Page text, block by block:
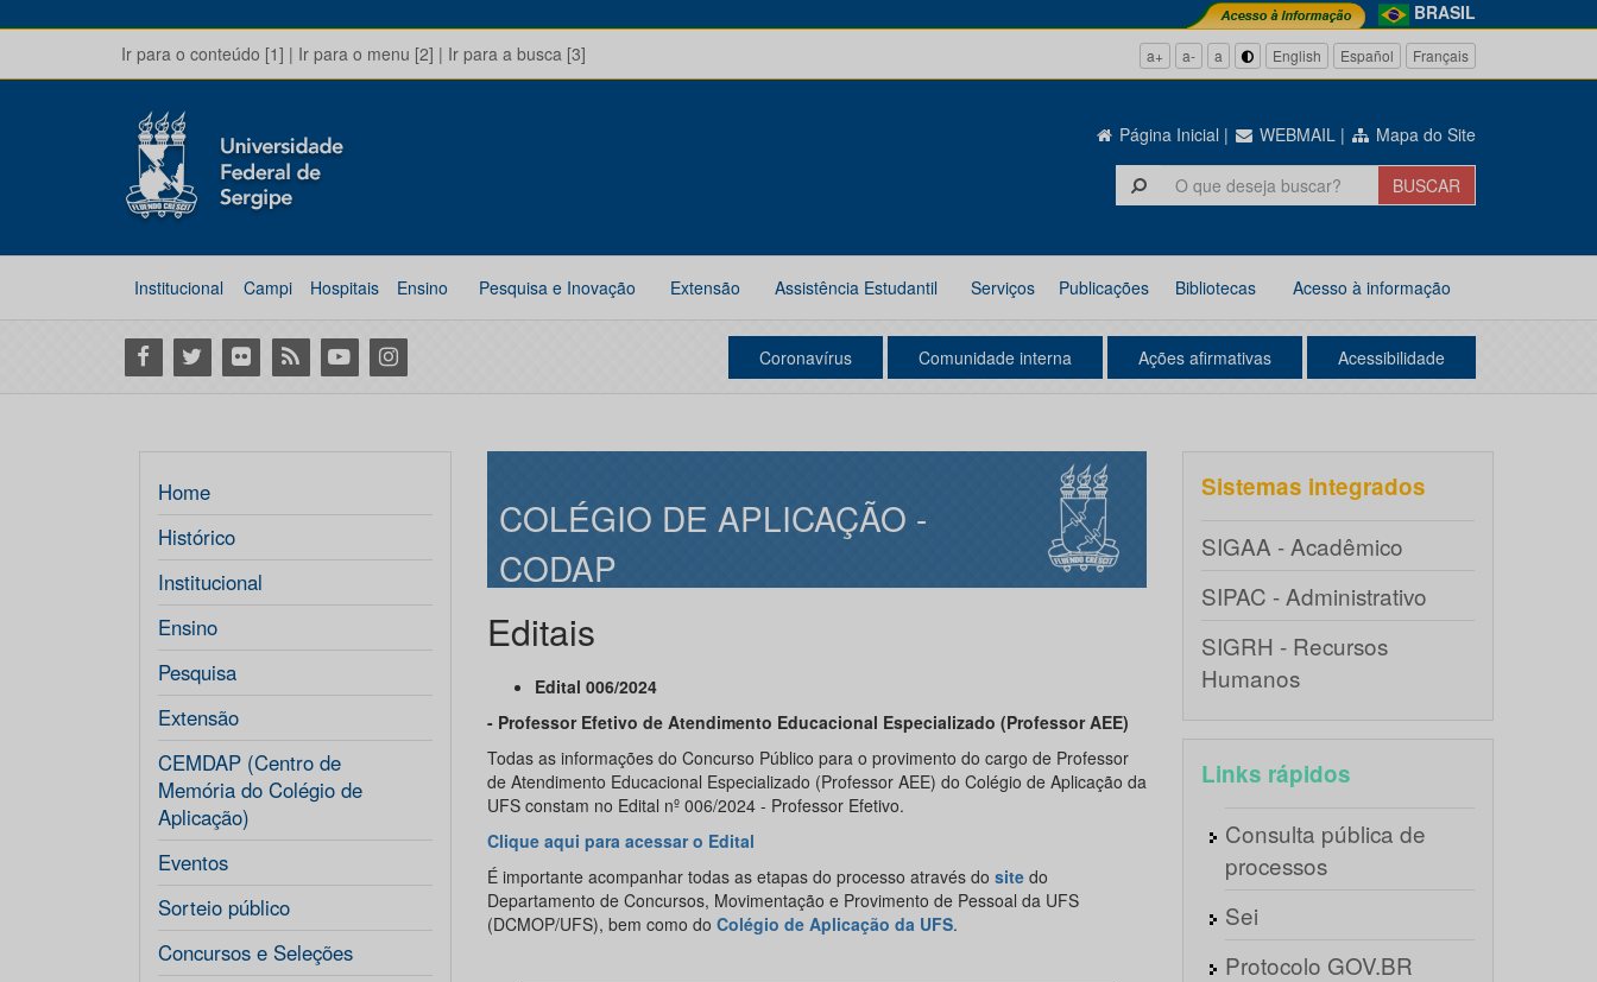
BRASIL
Ir para o conteúdo [1] | Ir para o menu [2] | Ir para a busca [3] a+ a- a English Español Français
Página Inicial | WEBMAIL | Mapa do Site
Institucional Campi Hospitais Ensino Pesquisa e Inovação Extensão Assistência Estudantil Serviços Publicações Bibliotecas Acesso à informação
Facebook
Twitter Flickr RSS YoutubeInstagram Coronavírus Comunidade interna Ações afirmativas Acessibilidade
Home
Histórico
Institucional
Ensino
Pesquisa
Extensão
CEMDAP (Centro de
Memória do Colégio de
Aplicação)
Eventos
Sorteio público
Concursos e Seleções
COLÉGIO DE APLICAÇÃO -
CODAP
Editais
Edital 006/2024
- Professor Efetivo de Atendimento Educacional Especializado (Professor AEE)
Todas as informações do Concurso Público para o provimento do cargo de Professor
de Atendimento Educacional Especializado (Professor AEE) do Colégio de Aplicação da
UFS constam no Edital nº 006/2024 - Professor Efetivo.
Clique aqui para acessar o Edital
É importante acompanhar todas as etapas do processo através do sitedo
Departamento de Concursos, Movimentação e Provimento de Pessoal da UFS
(DCMOP/UFS), bem como do Colégio de Aplicação da UFS.
Sistemas integrados
SIGAA - Acadêmico
SIPAC - Administrativo
SIGRH - Recursos
Humanos
Links rápidos
Consulta pública de
processos
Sei
Protocolo GOV.BR